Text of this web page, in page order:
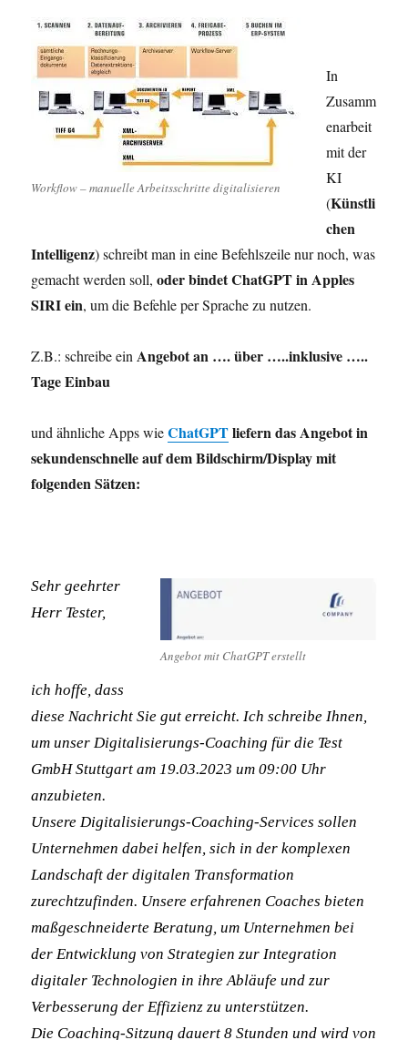
Workflow – manuelle Arbeitsschritte digitalisieren
In
Zusamm
enarbeit
mit der
KI
(Künstli
chen
Intelligenz) schreibt man in eine Befehlszeile nur noch, was
gemacht werden soll,oder bindet ChatGPT in Apples
SIRI ein, um die Befehle per Sprache zu nutzen.
Z.B.: schreibe ein Angebot an …. über …..inklusive …..
Tage Einbau
und ähnliche Apps wieChatGPTliefern das Angebot in
sekundenschnelle auf dem Bildschirm/Display mit
folgenden Sätzen:
Angebot mit ChatGPT erstellt
Sehr geehrter
Herr Tester,
ich hoffe, dass
diese Nachricht Sie gut erreicht. Ich schreibe Ihnen,
um unser Digitalisierungs-Coaching für die Test
GmbH Stuttgart am 19.03.2023 um 09:00 Uhr
anzubieten.
Unsere Digitalisierungs-Coaching-Services sollen
Unternehmen dabei helfen, sich in der komplexen
Landschaft der digitalen Transformation
zurechtzufinden. Unsere erfahrenen Coaches bieten
maßgeschneiderte Beratung, um Unternehmen bei
der Entwicklung von Strategien zur Integration
digitaler Technologien in ihre Abläufe und zur
Verbesserung der Effizienz zu unterstützen.
Die Coaching-Sitzung dauert 8 Stunden und wird von